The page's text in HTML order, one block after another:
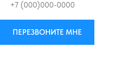
ПЕРЕЗВОНИТЕ МНЕ